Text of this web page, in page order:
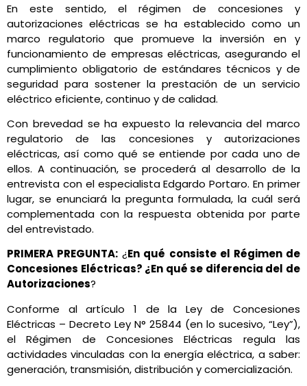
En este sentido, el régimen de concesiones y
autorizaciones eléctricas se ha establecido como un
marco regulatorio que promueve la inversión en y
funcionamiento de empresas eléctricas, asegurando el
cumplimiento obligatorio de estándares técnicos y de
seguridad para sostener la prestación de un servicio
eléctrico eficiente, continuo y de calidad.
Con brevedad se ha expuesto la relevancia del marco
regulatorio de las concesiones y autorizaciones
eléctricas, así como qué se entiende por cada uno de
ellos. A continuación, se procederá al desarrollo de la
entrevista con el especialista Edgardo Portaro. En primer
lugar, se enunciará la pregunta formulada, la cuál será
complementada con la respuesta obtenida por parte
del entrevistado.
PRIMERA PREGUNTA: ¿En qué consiste el Régimen de
Concesiones Eléctricas? ¿En qué se diferencia del de
Autorizaciones?
Conforme al artículo 1 de la Ley de Concesiones
Eléctricas – Decreto Ley N° 25844 (en lo sucesivo, “Ley”),
el Régimen de Concesiones Eléctricas regula las
actividades vinculadas con la energía eléctrica, a saber:
generación, transmisión, distribución y comercialización.